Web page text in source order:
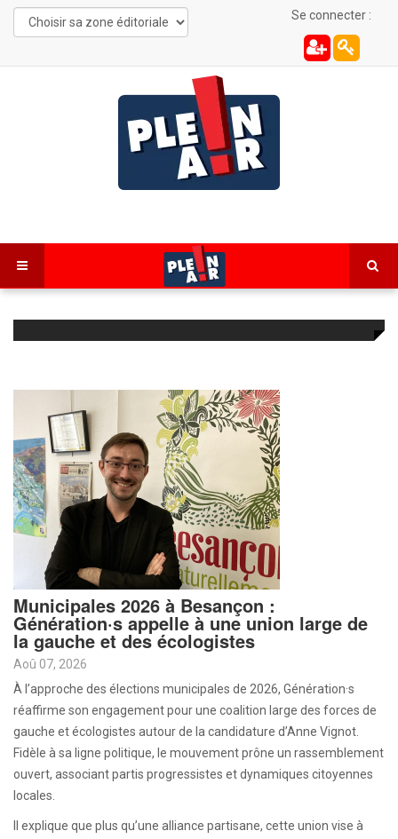
Se connecter :
Municipales 2026 à Besançon :
Génération·s appelle à une union large de
la gauche et des écologistes
Aoû 07, 2026
À l’approche des élections municipales de 2026, Génération·s
réaffirme son engagement pour une coalition large des forces de
gauche et écologistes autour de la candidature d’Anne Vignot.
Fidèle à sa ligne politique, le mouvement prône un rassemblement
ouvert, associant partis progressistes et dynamiques citoyennes
locales.
Il explique que plus qu’une alliance partisane, cette union vise à